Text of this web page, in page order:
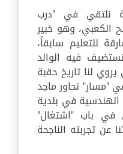
نلتقي في "درب
الكعبي، وهو خبير
للتعليم سابقاً،
فيه الوالد
لنا تاريخ حقبة
"مسار" نحاور ماجد
الهندسية في بلدية
في باب "اشتغال"
عن تجربته الناجحة